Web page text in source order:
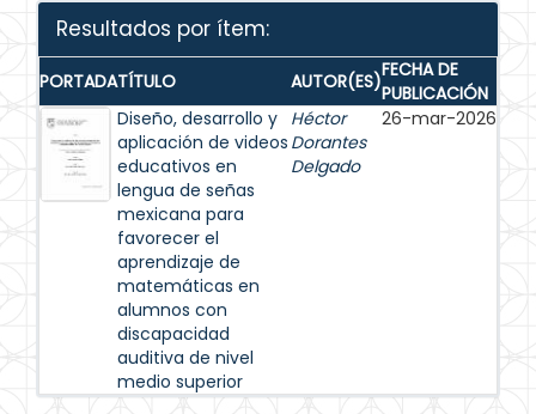
Resultados por ítem:
PORTADATÍTULO AUTOR(ES)FECHA DE
PUBLICACIÓN
Diseño, desarrollo y
aplicación de videos
educativos en
lengua de señas
mexicana para
favorecer el
aprendizaje de
matemáticas en
alumnos con
discapacidad
auditiva de nivel
medio superior
Héctor
Dorantes
Delgado
26-mar-2026